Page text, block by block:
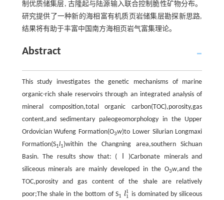
制优质储集层, 古隆起与陆源输入联合控制脆性矿物分布。
研究提供了一种新的海相富有机质页岩储集层勘探新思路,
结果将有助于丰富中国南方海相页岩气富集理论。
Abstract
This study investigates the genetic mechanisms of marine
organic-rich shale reservoirs through an integrated analysis of
mineral composition,total organic carbon(TOC),porosity,gas
content,and sedimentary paleogeomorphology in the Upper
Ordovician Wufeng Formation(O3w)to Lower Silurian Longmaxi
Formation(S1l1)within the Changning area,southern Sichuan
Basin. The results show that: (Ⅰ)Carbonate minerals and
siliceous minerals are mainly developed in the O3w,and the
TOC,porosity and gas content of the shale are relatively
poor;The shale in the bottom of S1 l1
1
l1 1is dominated by siliceous